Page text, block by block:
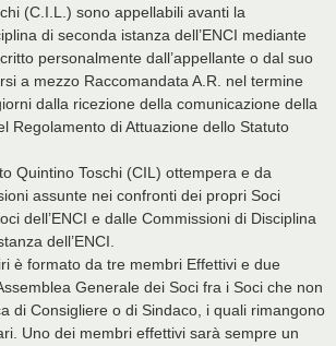
(C.I.L.) sono appellabili avanti la
di seconda istanza dell’ENCI mediante
personalmente dall’appellante o dal suo
a mezzo Raccomandata A.R. nel termine
dalla ricezione della comunicazione della
Regolamento di Attuazione dello Statuto
Quintino Toschi (CIL) ottempera e da
assunte nei confronti dei propri Soci
dell’ENCI e dalle Commissioni di Disciplina
dell’ENCI.
è formato da tre membri Effettivi e due
Generale dei Soci fra i Soci che non
di Consigliere o di Sindaco, i quali rimangono
Uno dei membri effettivi sarà sempre un